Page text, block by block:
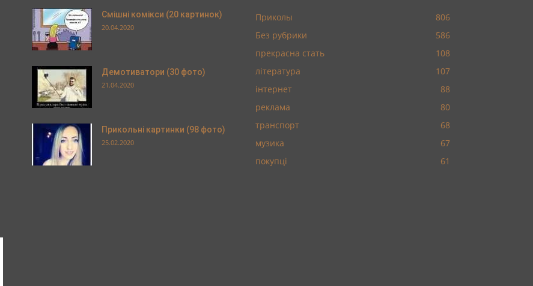
Смішні комікси (20 картинок)
20.04.2020
Демотиватори (30 фото)
21.04.2020
Прикольні картинки (98 фото)
25.02.2020
Приколы
806
Без рубрики
586
прекрасна стать
108
література
107
інтернет
88
реклама
80
транспорт
68
музика
67
покупці
61